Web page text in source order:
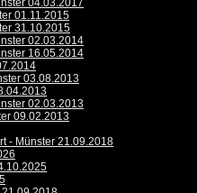
04.03.2017
01.11.2015
31.10.2015
02.03.2014
16.05.2014
03.08.2013
02.03.2013
09.02.2013
- Münster 21.09.2018